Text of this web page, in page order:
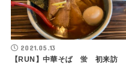
2021.05.13
【RUN】中華そば 蛍 初来訪